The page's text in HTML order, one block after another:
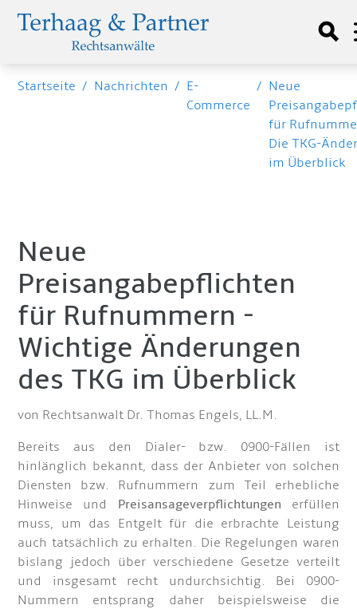
Startseite / Nachrichten / E-
Commerce
/ Neue
für
Die TKG-
im Überblick
Neue
Preisangabepflichten
für Rufnummern -
Wichtige Änderungen
des TKG im Überblick
von Rechtsanwalt Dr. Thomas Engels, LL.M.
Bereits aus den Dialer- bzw. 0900-Fällen ist
hinlänglich bekannt, dass der Anbieter von solchen
Diensten bzw. Rufnummern zum Teil erhebliche
Hinweise und Preisansageverpflichtungen erfüllen
muss, um das Entgelt für die erbrachte Leistung
auch tatsächlich zu erhalten. Die Regelungen waren
bislang jedoch über verschiedene Gesetze verteilt
und insgesamt recht undurchsichtig. Bei 0900-
Nummern entsprang daher beispielsweise die